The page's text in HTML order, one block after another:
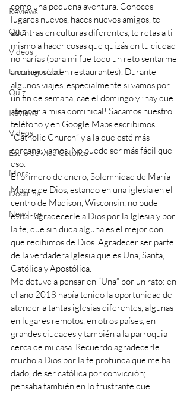
Reviews
Quiz
Videos
Uncategorized
Quiz
Reviews
Videos
Estilo de Vida Católico
Moral
Doctrina
New Fire
como una pequeña aventura. Conoces
lugares nuevos, haces nuevos amigos, te
adentras en culturas diferentes, te retas a ti
mismo a hacer cosas que quizás en tu ciudad
no harías (para mi fue todo un reto sentarme
a comer sola en restaurantes). Durante
algunos viajes, especialmente si vamos por
un fin de semana, cae el domingo y ¡hay que
atender a misa dominical! Sacamos nuestro
teléfono y en Google Maps escribimos
“Catholic Church” y a la que esté más
cercana, vamos. No puede ser más fácil que
eso.
El primero de enero, Solemnidad de María
Madre de Dios, estando en una iglesia en el
centro de Madison, Wisconsin, no pude
evitar agradecerle a Dios por la Iglesia y por
la fe, que sin duda alguna es el mejor don
que recibimos de Dios. Agradecer ser parte
de la verdadera Iglesia que es Una, Santa,
Católica y Apostólica.
Me detuve a pensar en “Una” por un rato: en
el año 2018 había tenido la oportunidad de
atender a tantas iglesias diferentes, algunas
en lugares remotos, en otros países, en
grandes ciudades y también a la parroquia
cerca de mi casa. Recuerdo agradecerle
mucho a Dios por la fe profunda que me ha
dado, de ser católica por convicción;
pensaba también en lo frustrante que